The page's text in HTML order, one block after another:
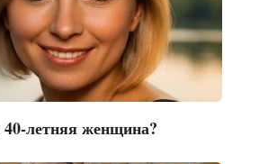
летняя женщина?